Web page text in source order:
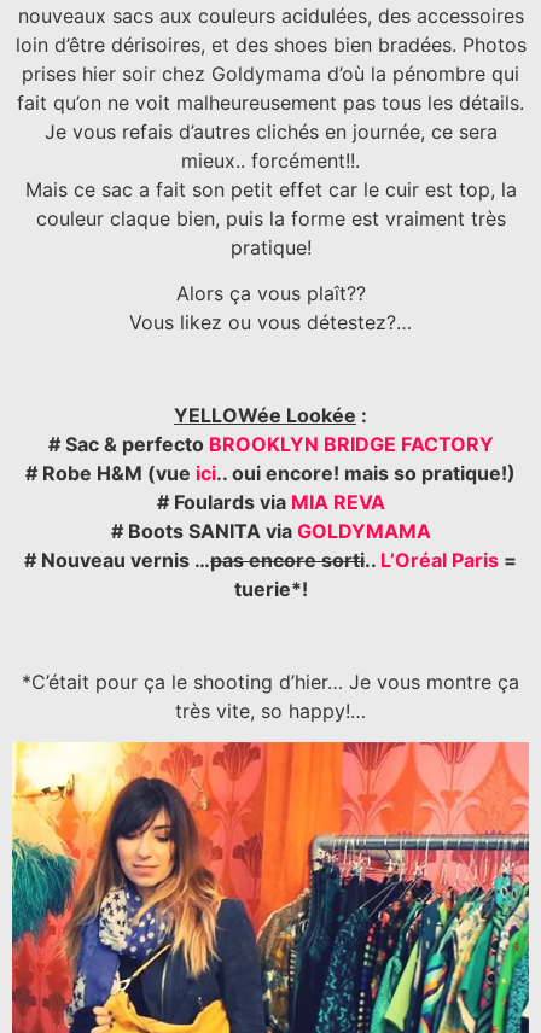
nouveaux sacs aux couleurs acidulées, des accessoires
loin d’être dérisoires, et des shoes bien bradées. Photos
prises hier soir chez Goldymama d’où la pénombre qui
fait qu’on ne voit malheureusement pas tous les détails.
Je vous refais d’autres clichés en journée, ce sera
mieux.. forcément!!.
Mais ce sac a fait son petit effet car le cuir est top, la
couleur claque bien, puis la forme est vraiment très
pratique!
Alors ça vous plaît??
Vous likez ou vous détestez?…
YELLOWée Lookée :
# Sac & perfecto BROOKLYN BRIDGE FACTORY
# Robe H&M (vue ici.. oui encore! mais so pratique!)
# Foulards via MIA REVA
# Boots SANITA via GOLDYMAMA
# Nouveau vernis …pas encore sorti.. L’Oréal Paris =
tuerie*!
*C’était pour ça le shooting d’hier… Je vous montre ça
très vite, so happy!…